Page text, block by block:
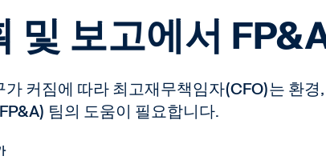
및 보고에서
커짐에 따라 ​최고재무책임자(CFO)는 환
팀의 도움이 필요합니다.